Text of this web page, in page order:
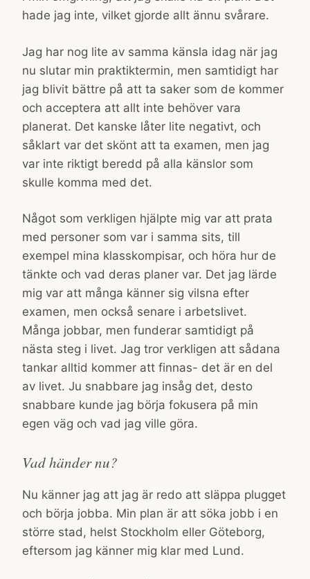
hade jag inte, vilket gjorde allt ännu svårare.
Jag har nog lite av samma känsla idag när jag
nu slutar min praktiktermin, men samtidigt har
jag blivit bättre på att ta saker som de kommer
och acceptera att allt inte behöver vara
planerat. Det kanske låter lite negativt, och
såklart var det skönt att ta examen, men jag
var inte riktigt beredd på alla känslor som
skulle komma med det.
Något som verkligen hjälpte mig var att prata
med personer som var i samma sits, till
exempel mina klasskompisar, och höra hur de
tänkte och vad deras planer var. Det jag lärde
mig var att många känner sig vilsna efter
examen, men också senare i arbetslivet.
Många jobbar, men funderar samtidigt på
nästa steg i livet. Jag tror verkligen att sådana
tankar alltid kommer att finnas- det är en del
av livet. Ju snabbare jag insåg det, desto
snabbare kunde jag börja fokusera på min
egen väg och vad jag ville göra.
Vad händer nu?
Nu känner jag att jag är redo att släppa plugget
och börja jobba. Min plan är att söka jobb i en
större stad, helst Stockholm eller Göteborg,
eftersom jag känner mig klar med Lund.